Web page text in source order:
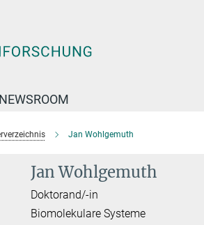
NEWSROOM
Jan Wohlgemuth
Jan Wohlgemuth
Doktorand/-in
Biomolekulare Systeme